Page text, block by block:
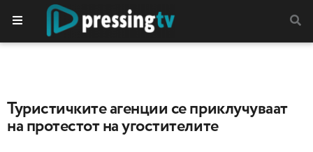
Туристичките агенции се приклучуваат
на протестот на угостителите